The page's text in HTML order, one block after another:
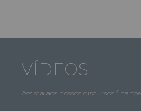
VÍDEOS
Assista aos nossos discursos